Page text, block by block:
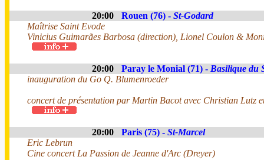
20:00 Rouen (76) - St-Godard
Maîtrise Saint Evode
Vinicius Guimarães Barbosa (direction), Lionel Coulon &
20:00 Paray le Monial (71) - Basilique du
inauguration du Go Q. Blumenroeder
concert de présentation par Martin Bacot avec Christian Lutz
20:00 Paris (75) - St-Marcel
Eric Lebrun
Cine concert La Passion de Jeanne d'Arc (Dreyer)